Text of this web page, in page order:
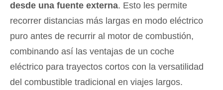
desde una fuente externa. Esto les permite
recorrer distancias más largas en modo eléctrico
puro antes de recurrir al motor de combustión,
combinando así las ventajas de un coche
eléctrico para trayectos cortos con la versatilidad
del combustible tradicional en viajes largos.